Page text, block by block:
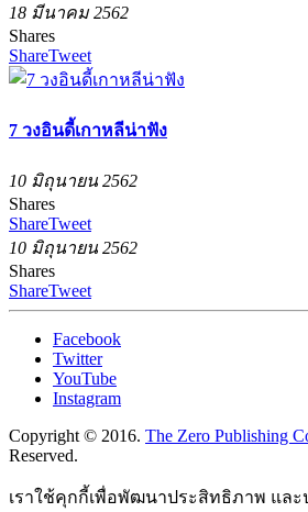
18 มีนาคม 2562
Shares
ShareTweet
7 วงอินดี้เกาหลีน่าฟัง
10 มิถุนายน 2562
Shares
ShareTweet
10 มิถุนายน 2562
Shares
ShareTweet
Facebook
Twitter
YouTube
Instagram
Copyright © 2016. The Zero Publishing
Reserved.
เราใช้คุกกี้เพื่อพัฒนาประสิทธิภาพ แล